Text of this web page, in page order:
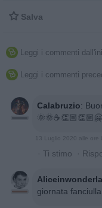
 Salva
 Leggi i commenti
 Leggi i commenti
Calabruzio:
🌞🌞☕👏🏼👏🏼🤗
· Ti stimo ·
giornata